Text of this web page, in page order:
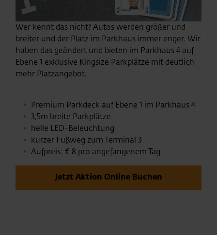
Wer kennt das nicht? Autos werden größer und
breiter und der Platz im Parkhaus immer enger. Wir
haben das geändert und bieten im Parkhaus 4 auf
Ebene 1 exklusive Kingsize Parkplätze mit deutlich
mehr Platzangebot.
Premium Parkdeck auf Ebene 1 im Parkhaus 4
3,5m breite Parkplätze
helle LED-Beleuchtung
kurzer Fußweg zum Terminal 3
Aufpreis: € 8 pro angefangenem Tag
Jetzt Aktion Online Buchen